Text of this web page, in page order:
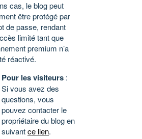
cas, le blog peut
être protégé par
de passe, rendant
limité tant que
premium n’a
réactivé.
Pour les visiteurs :
Si vous avez des
questions, vous
pouvez contacter le
propriétaire du blog en
suivantce lien.